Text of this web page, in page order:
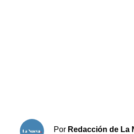
Por Redacción de La